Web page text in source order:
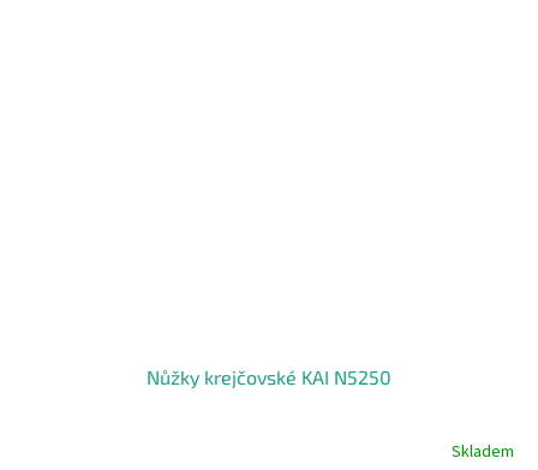
Nůžky krejčovské KAI N5250
Skladem